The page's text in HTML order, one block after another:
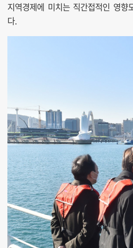
지역경제에 미치는 직간접적인 영향
다.